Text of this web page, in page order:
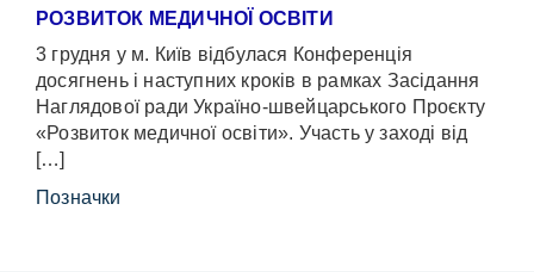
РОЗВИТОК МЕДИЧНОЇ ОСВІТИ
3 грудня у м. Київ відбулася Конференція
досягнень і наступних кроків в рамках Засідання
Наглядової ради Україно-швейцарського Проєкту
«Розвиток медичної освіти». Участь у заході від
[…]
Позначки